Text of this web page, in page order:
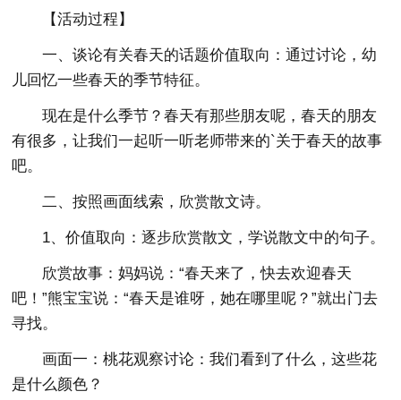
【活动过程】
一、谈论有关春天的话题价值取向：通过讨论，幼
儿回忆一些春天的季节特征。
现在是什么季节？春天有那些朋友呢，春天的朋友
有很多，让我们一起听一听老师带来的`关于春天的故事
吧。
二、按照画面线索，欣赏散文诗。
1、价值取向：逐步欣赏散文，学说散文中的句子。
欣赏故事：妈妈说：“春天来了，快去欢迎春天
吧！”熊宝宝说：“春天是谁呀，她在哪里呢？”就出门去
寻找。
画面一：桃花观察讨论：我们看到了什么，这些花
是什么颜色？